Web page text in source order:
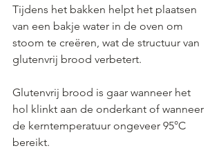
Tijdens het bakken helpt het plaatsen
van een bakje water in de oven om
stoom te creëren, wat de structuur van
glutenvrij brood verbetert.
Glutenvrij brood is gaar wanneer het
hol klinkt aan de onderkant of wanneer
de kerntemperatuur ongeveer 95°C
bereikt.